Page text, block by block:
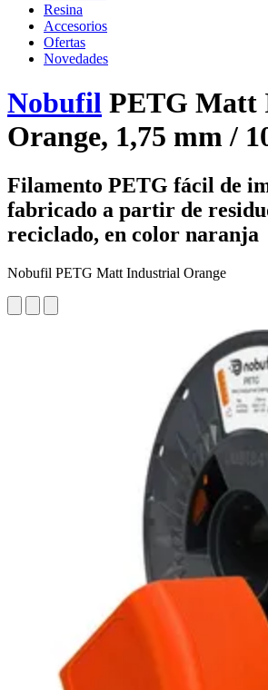
Resina
Accesorios
Ofertas
Novedades
Nobufil PETG Matt
Orange, 1,75 mm /
Filamento PETG fácil de
fabricado a partir de
reciclado, en color naranja
Nobufil PETG Matt Industrial Orange